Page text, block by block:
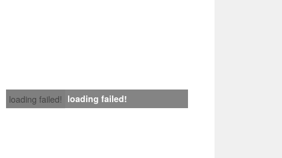
loading failed! loading failed!